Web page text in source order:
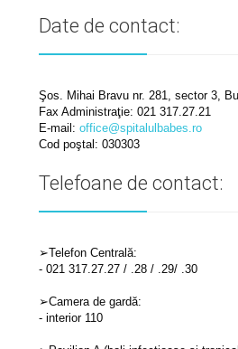
Date de contact:
Şos. Mihai Bravu nr. 281, sector 3,
Fax Administraţie: 021 317.27.21
E-mail:office@spitalulbabes.ro
Cod poştal: 030303
Telefoane de contact:
➢Telefon Centrală:
- 021 317.27.27 / .28 / .29/ .30
➢Camera de gardă:
- interior 110